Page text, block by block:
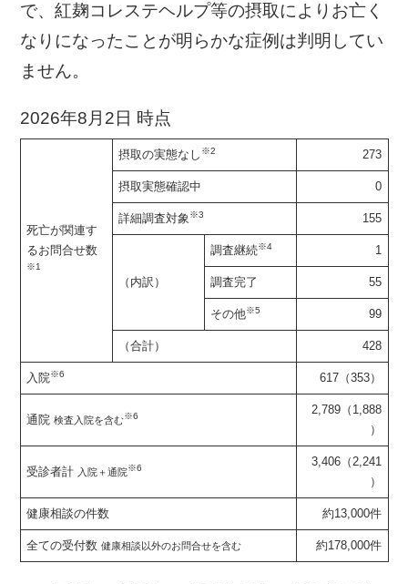
で、紅麹コレステヘルプ等の摂取によりお亡く
なりになったことが明らかな症例は判明してい
ません。
2026年8月2日 時点
死亡が関連す
るお問合せ数
※1
摂取の実態なし ※2 273
摂取実態確認中 0
詳細調査対象※3 155
（内訳）
調査継続※4 1
調査完了 55
その他※5 99
（合計） 428
入院※6 617（353）
通院検査入院を含む※6
2,789（1,888
）
受診者計 入院＋通院※6
3,406（2,241
）
健康相談の件数 約13,000件
全ての受付数健康相談以外のお問合せを含む 約178,000件